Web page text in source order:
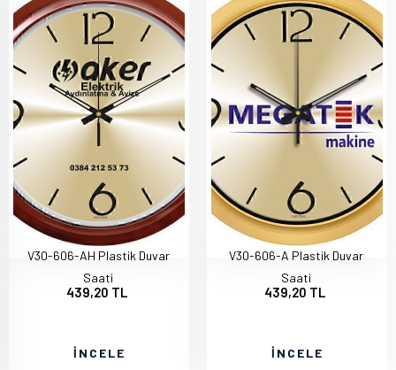
V30-606-AH Plastik Duvar
Saati
439,20 TL
İNCELE
V30-606-A Plastik Duvar
Saati
439,20 TL
İNCELE